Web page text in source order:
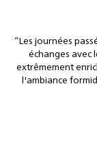
“ Les journées
échanges avec
extrêmement
l'ambiance